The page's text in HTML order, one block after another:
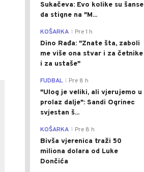
Sukačeva: Evo kolike su šanse
da stigne na "M...
KOŠARKA Pre 1 h
Dino Rađa: "Znate šta, zaboli
me više ona stvar i za četnike
i za ustaše"
FUDBAL Pre 8 h
"Ulog je veliki, ali vjerujemo u
prolaz dalje": Sandi Ogrinec
svjestan š...
KOŠARKA Pre 8 h
Bivša vjerenica traži 50
miliona dolara od Luke
Dončića